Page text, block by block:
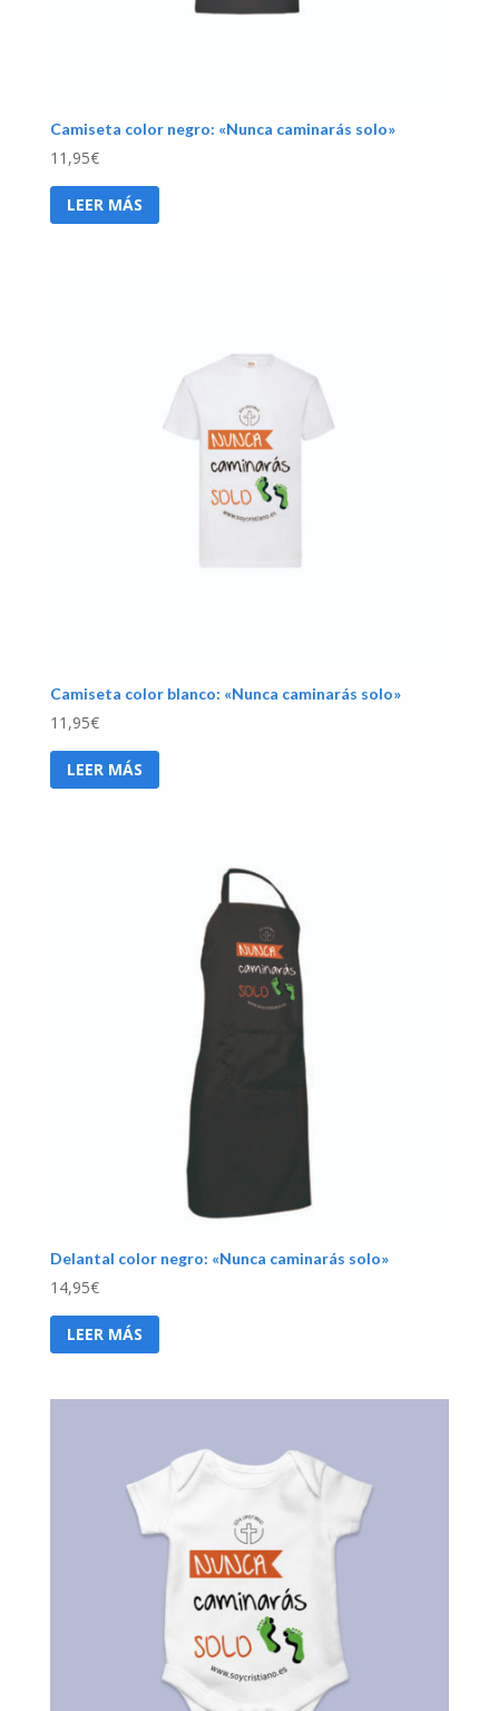
Camiseta color negro: «Nunca caminarás solo»
11,95€
LEER MÁS
Camiseta color blanco: «Nunca caminarás solo»
11,95€
LEER MÁS
Delantal color negro: «Nunca caminarás solo»
14,95€
LEER MÁS